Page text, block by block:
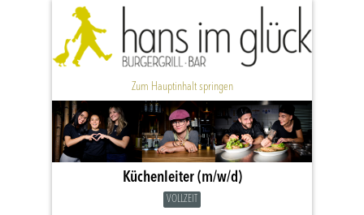
Zum Hauptinhalt springen
Küchenleiter (m/w/d)
VOLLZEIT